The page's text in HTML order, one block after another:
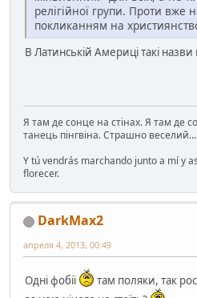
релігійної групи. Проти вже
покликанням на
В Латинській Америці такі
Я там де сонце на стінах. Я там де
танець пінгвіна. Страшно веселий...
Y tú vendrás marchando junto a mí y
florecer.
DarkMax2
апреля 4, 2013, 00:49
Одні фобії
там поляки, так